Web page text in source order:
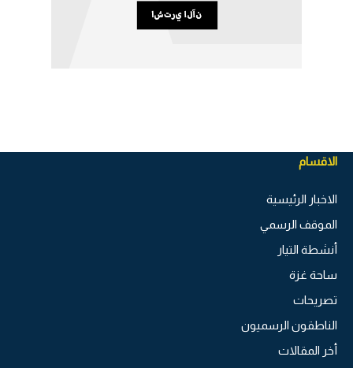
الاقسام
الاخبار الرئيسية
الموقف الرسمي
أنشطة التيار
ساحة غزة
تصريحات
الناطقون الرسميون
أخر المقالات